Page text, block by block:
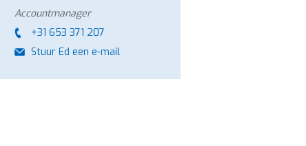
Accountmanager
+31 653 371 207
Stuur Ed een e-mail